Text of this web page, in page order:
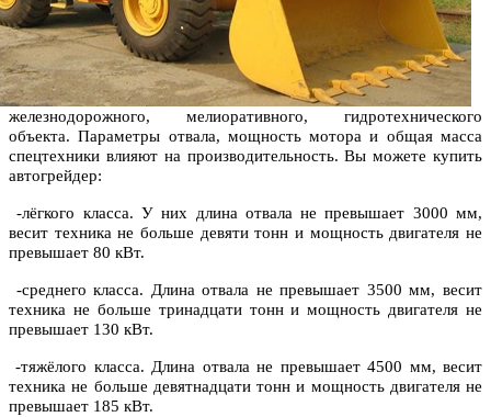
железнодорожного, мелиоративного, гидротехнического
объекта. Параметры отвала, мощность мотора и общая масса
спецтехники влияют на производительность. Вы можете купить
автогрейдер:
-лёгкого класса. У них длина отвала не превышает 3000 мм,
весит техника не больше девяти тонн и мощность двигателя не
превышает 80 кВт.
-среднего класса. Длина отвала не превышает 3500 мм, весит
техника не больше тринадцати тонн и мощность двигателя не
превышает 130 кВт.
-тяжёлого класса. Длина отвала не превышает 4500 мм, весит
техника не больше девятнадцати тонн и мощность двигателя не
превышает 185 кВт.